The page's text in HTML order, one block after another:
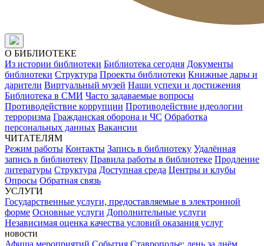
О БИБЛИОТЕКЕ
Из истории библиотеки Библиотека сегодня Документы
библиотеки Структура Проекты библиотеки Книжные дары и
дарители Виртуальный музей Наши успехи и достижения
Библиотека в СМИ Часто задаваемые вопросы
Противодействие коррупции Противодействие идеологии
терроризма Гражданская оборона и ЧС Обработка
персональных данных Вакансии
ЧИТАТЕЛЯМ
Режим работы Контакты Запись в библиотеку Удалённая
запись в библиотеку Правила работы в библиотеке Продление
литературы Структура Доступная среда Центры и клубы
Опросы Обратная связь
УСЛУГИ
Государственные услуги, предоставляемые в электронной
форме Основные услуги Дополнительные услуги
Независимая оценка качества условий оказания услуг
новости
Афиша мероприятий События Ставрополье: день за днём